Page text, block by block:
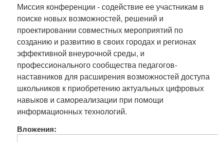
Миссия конференции - содействие ее участникам в
поиске новых возможностей, решений и
проектировании совместных мероприятий по
созданию и развитию в своих городах и регионах
эффективной внеурочной среды, и
профессионального сообщества педагогов-
наставников для расширения возможностей доступа
школьников к приобретению актуальных цифровых
навыков и самореализации при помощи
информационных технологий.
Вложения: